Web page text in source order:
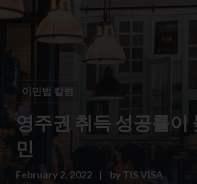
이민법 칼럼
영주권 취득 성공률이
민
February 2, 2022 by TIS VISA